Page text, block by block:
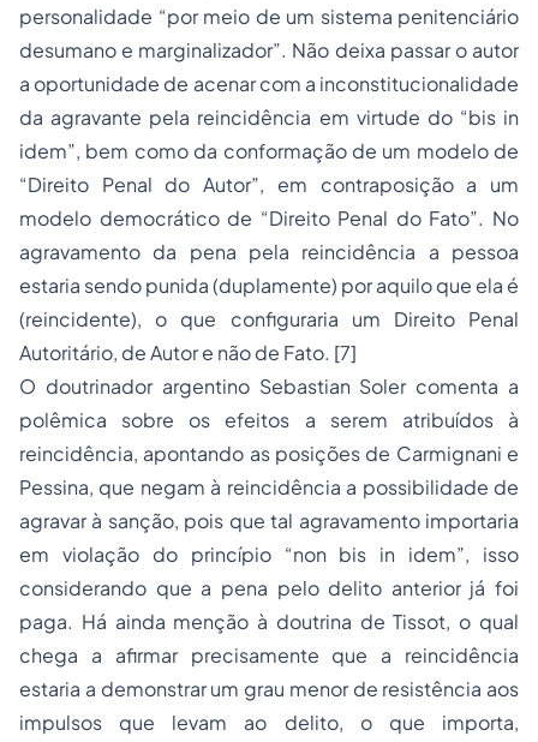
personalidade “por meio de um sistema penitenciário
desumano e marginalizador”. Não deixa passar o autor
a oportunidade de acenar com a inconstitucionalidade
da agravante pela reincidência em virtude do “bis in
idem”, bem como da conformação de um modelo de
“Direito Penal do Autor”, em contraposição a um
modelo democrático de “Direito Penal do Fato”. No
agravamento da pena pela reincidência a pessoa
estaria sendo punida (duplamente) por aquilo que ela é
(reincidente), o que configuraria um Direito Penal
Autoritário, de Autor e não de Fato. [7]
O doutrinador argentino Sebastian Soler comenta a
polêmica sobre os efeitos a serem atribuídos à
reincidência, apontando as posições de Carmignani e
Pessina, que negam à reincidência a possibilidade de
agravar à sanção, pois que tal agravamento importaria
em violação do princípio “non bis in idem”, isso
considerando que a pena pelo delito anterior já foi
paga. Há ainda menção à doutrina de Tissot, o qual
chega a afirmar precisamente que a reincidência
estaria a demonstrar um grau menor de resistência aos
impulsos que levam ao delito, o que importa,